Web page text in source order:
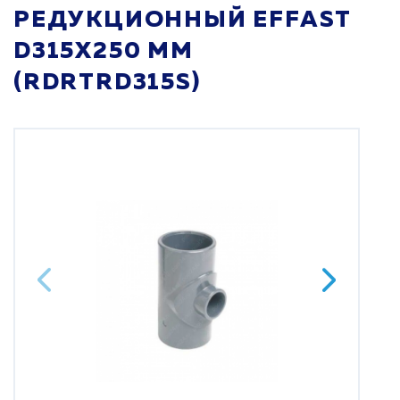
РЕДУКЦИОННЫЙ EFFAST
D315X250 ММ
(RDRTRD315S)